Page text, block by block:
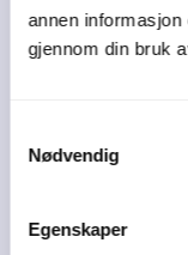
annen
gjennom din bruk
Nødvendig
Egenskaper
Utvikler av
Plorea